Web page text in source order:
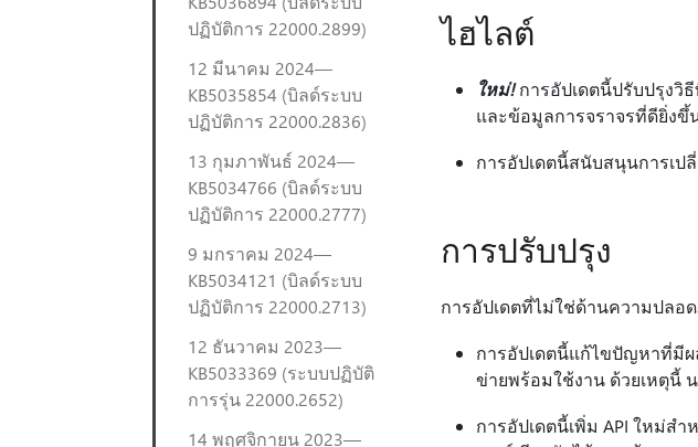
ปฏิบัติการ 22000.2899)
12 มีนาคม 2024—
KB5035854 (บิลด์ระบบ
ปฏิบัติการ 22000.2836)
13 กุมภาพันธ์ 2024—
KB5034766 (บิลด์ระบบ
ปฏิบัติการ 22000.2777)
9 มกราคม 2024—
KB5034121 (บิลด์ระบบ
ปฏิบัติการ 22000.2713)
12 ธันวาคม 2023—
KB5033369 (ระบบปฏิบัติ
การรุ่น 22000.2652)
14 พฤศจิกายน 2023—
ไฮไลต์
ใหม่!การอัปเดตนี้ปรับปรุงวิ
และข้อมูลการจราจรที่ดียิ่งขึ้
การอัปเดตนี้สนับสนุนการเป
การปรับปรุง
การอัปเดตที่ไม่ใช่ด้านความปล
การอัปเดตนี้แก้ไขปัญหาที่มีผ
ข่ายพร้อมใช้งาน ด้วยเหตุนี้
การอัปเดตนี้เพิ่ม API ใหม่สํ